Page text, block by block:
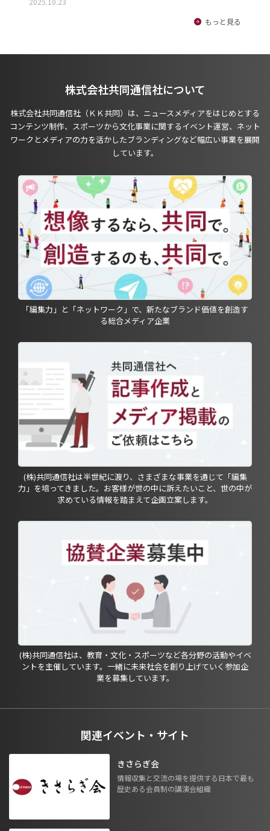
もっと見る
株式会社共同通信社について
株式会社共同通信社（ＫＫ共同）は、ニュースメディアをはじめとする
コンテンツ制作、スポーツから文化事業に関するイベント運営、ネット
ワークとメディアの力を活かしたブランディングなど幅広い事業を展開
しています。
「編集力」と「ネットワーク」で、新たなブランド価値を創造す
る総合メディア企業
(株)共同通信社は半世紀に渡り、さまざまな事業を通じて「編集
力」を培ってきました。お客様が世の中に訴えたいこと、世の中が
求めている情報を踏まえて企画立案します。
(株)共同通信社は、教育・文化・スポーツなど各分野の活動やイベ
ントを主催しています。一緒に未来社会を創り上げていく参加企
業を募集しています。
関連イベント・サイト
きさらぎ会
情報収集と交流の場を提供する日本で最も
歴史ある会員制の講演会組織